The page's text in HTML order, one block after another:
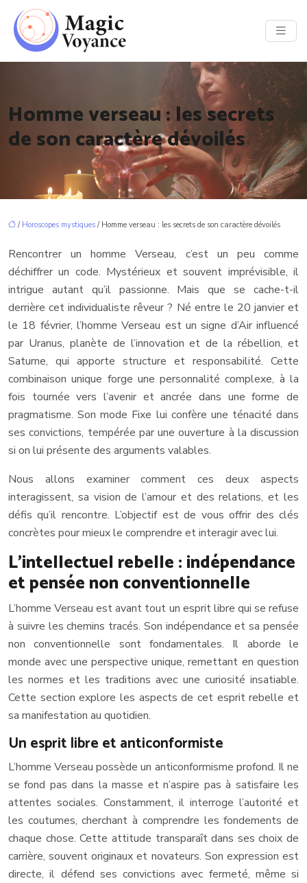
Homme verseau : les secrets
de son caractère dévoilés
/ Horoscopes mystiques / Homme verseau : les secrets de son caractère dévoilés
Rencontrer un homme Verseau, c’est un peu comme
déchiffrer un code. Mystérieux et souvent imprévisible, il
intrigue autant qu’il passionne. Mais que se cache-t-il
derrière cet individualiste rêveur ? Né entre le 20 janvier et
le 18 février, l’homme Verseau est un signe d’Air influencé
par Uranus, planète de l’innovation et de la rébellion, et
Saturne, qui apporte structure et responsabilité. Cette
combinaison unique forge une personnalité complexe, à la
fois tournée vers l’avenir et ancrée dans une forme de
pragmatisme. Son mode Fixe lui confère une ténacité dans
ses convictions, tempérée par une ouverture à la discussion
si on lui présente des arguments valables.
Nous allons examiner comment ces deux aspects
interagissent, sa vision de l’amour et des relations, et les
défis qu’il rencontre. L’objectif est de vous offrir des clés
concrètes pour mieux le comprendre et interagir avec lui.
L’intellectuel rebelle : indépendance
et pensée non conventionnelle
L’homme Verseau est avant tout un esprit libre qui se refuse
à suivre les chemins tracés. Son indépendance et sa pensée
non conventionnelle sont fondamentales. Il aborde le
monde avec une perspective unique, remettant en question
les normes et les traditions avec une curiosité insatiable.
Cette section explore les aspects de cet esprit rebelle et
sa manifestation au quotidien.
Un esprit libre et anticonformiste
L’homme Verseau possède un anticonformisme profond. Il ne
se fond pas dans la masse et n’aspire pas à satisfaire les
attentes sociales. Constamment, il interroge l’autorité et
les coutumes, cherchant à comprendre les fondements de
chaque chose. Cette attitude transparaît dans ses choix de
carrière, souvent originaux et novateurs. Son expression est
directe, il défend ses convictions avec fermeté, même si